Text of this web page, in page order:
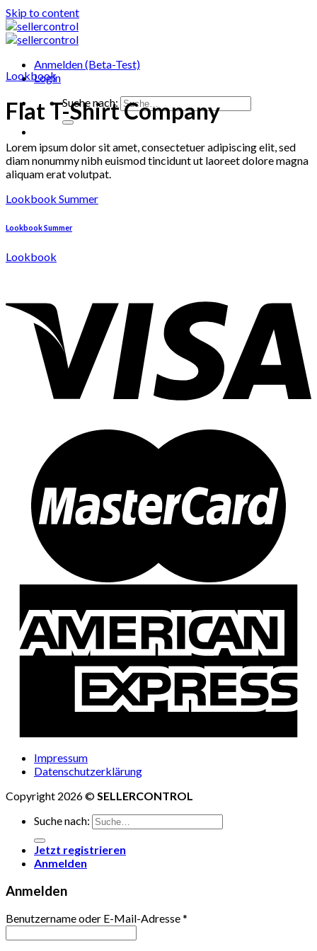
Skip to content
Anmelden (Beta-Test)
Login
Suche nach:
Lookbook
Flat T-Shirt Company
Lorem ipsum dolor sit amet, consectetuer adipiscing elit, sed
diam nonummy nibh euismod tincidunt ut laoreet dolore magna
aliquam erat volutpat.
Lookbook Summer
Lookbook Summer
Lookbook
Impressum
Datenschutzerklärung
Copyright 2026 ©SELLERCONTROL
Suche nach:
Jetzt registrieren
Anmelden
Anmelden
Benutzername oder E-Mail-Adresse*